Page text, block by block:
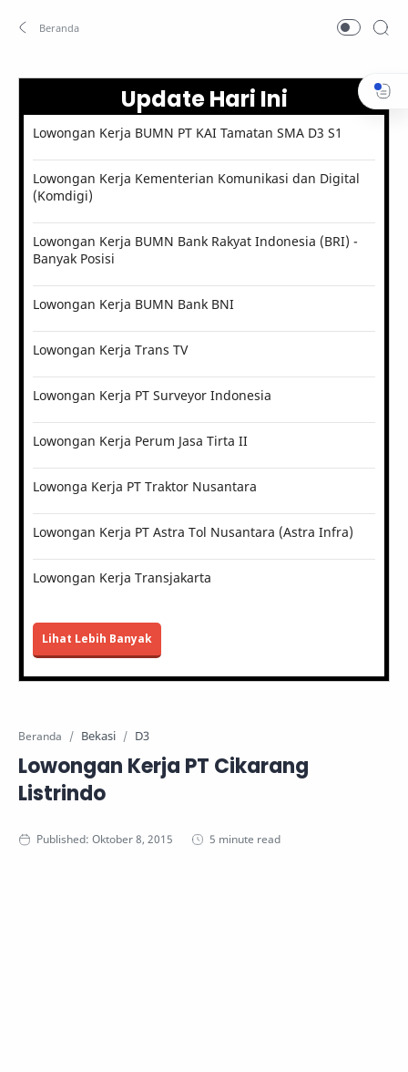
Update Hari Ini
Lowongan Kerja BUMN PT KAI Tamatan SMA D3 S1
Lowongan Kerja Kementerian Komunikasi dan Digital
(Komdigi)
Lowongan Kerja BUMN Bank Rakyat Indonesia (BRI) -
Banyak Posisi
Lowongan Kerja BUMN Bank BNI
Lowongan Kerja Trans TV
Lowongan Kerja PT Surveyor Indonesia
Lowongan Kerja Perum Jasa Tirta II
Lowonga Kerja PT Traktor Nusantara
Lowongan Kerja PT Astra Tol Nusantara (Astra Infra)
Lowongan Kerja Transjakarta
Lihat Lebih Banyak
Beranda Bekasi D3
Lowongan Kerja PT Cikarang
Listrindo
5 minute read